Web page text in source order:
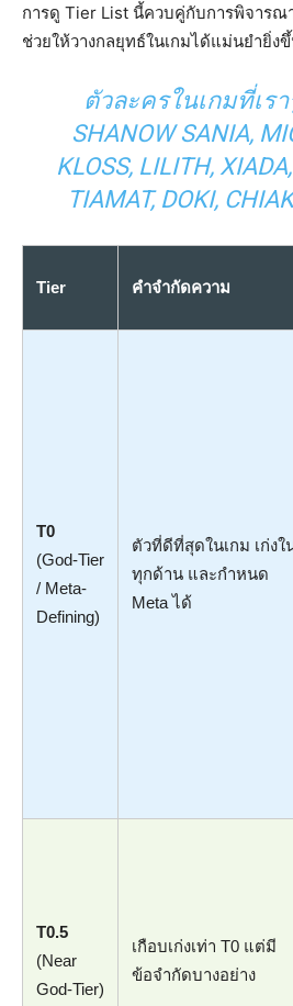
การดู Tier List นี้ควบคู่กับการพิจารณ
ช่วยให้วางกลยุทธ์ในเกมได้แม่นยำยิ่ง
ตัวละครในเกมที่เร
SHANOW SANIA,
KLOSS, LILITH,
TIAMAT, DOKI,
Tier คำจำกัดความ
T0
(God-Tier
/ Meta-
Defining)
ตัวที่ดีที่สุดในเกม เก่งใ
ทุกด้าน และกำหนด
Meta ได้
T0.5
(Near
God-Tier)
เกือบเก่งเท่า T0 แต่มี
ข้อจำกัดบางอย่าง